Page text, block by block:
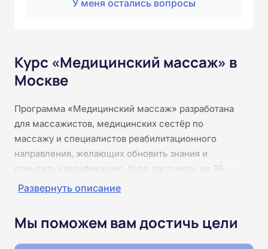
У меня остались вопросы
Курс «Медицинский массаж» в
Москве
Программа «Медицинский массаж» разработана
для массажистов, медицинских сестёр по
массажу и специалистов реабилитационного
направления, желающих обновить знания и
повысить квалификацию. Курс рассчитан на 36
часов и проходит полностью онлайн, что позволяет
анатомо‑физиологические основы массажа,
познакомятся с различными методиками
Развернуть описание
Мы поможем вам достичь цели